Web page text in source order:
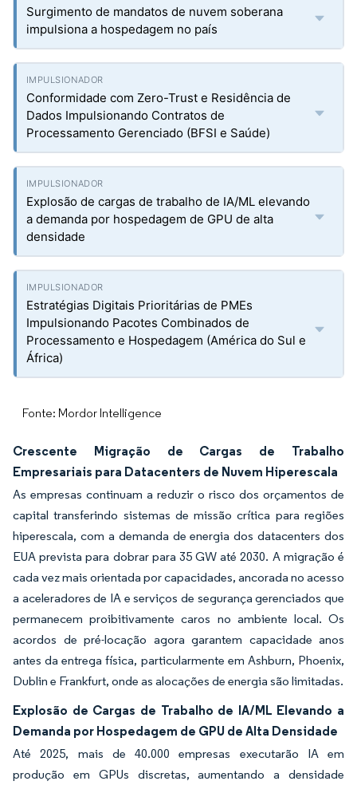
Surgimento de mandatos de nuvem soberana
impulsiona a hospedagem no país
Conformidade com Zero-Trust e Residência de
Dados Impulsionando Contratos de
Processamento Gerenciado (BFSI e Saúde)
Explosão de cargas de trabalho de IA/ML elevando
a demanda por hospedagem de GPU de alta
densidade
Estratégias Digitais Prioritárias de PMEs
Impulsionando Pacotes Combinados de
Processamento e Hospedagem (América do Sul e
África)
Fonte: Mordor Intelligence
Crescente Migração de Cargas de Trabalho
Empresariais para Datacenters de Nuvem Hiperescala
As empresas continuam a reduzir o risco dos orçamentos de
capital transferindo sistemas de missão crítica para regiões
hiperescala, com a demanda de energia dos datacenters dos
EUA prevista para dobrar para 35 GW até 2030. A migração é
cada vez mais orientada por capacidades, ancorada no acesso
a aceleradores de IA e serviços de segurança gerenciados que
permanecem proibitivamente caros no ambiente local. Os
acordos de pré-locação agora garantem capacidade anos
antes da entrega física, particularmente em Ashburn, Phoenix,
Dublin e Frankfurt, onde as alocações de energia são limitadas.
Explosão de Cargas de Trabalho de IA/ML Elevando a
Demanda por Hospedagem de GPU de Alta Densidade
Até 2025, mais de 40.000 empresas executarão IA em
produção em GPUs discretas, aumentando a densidade